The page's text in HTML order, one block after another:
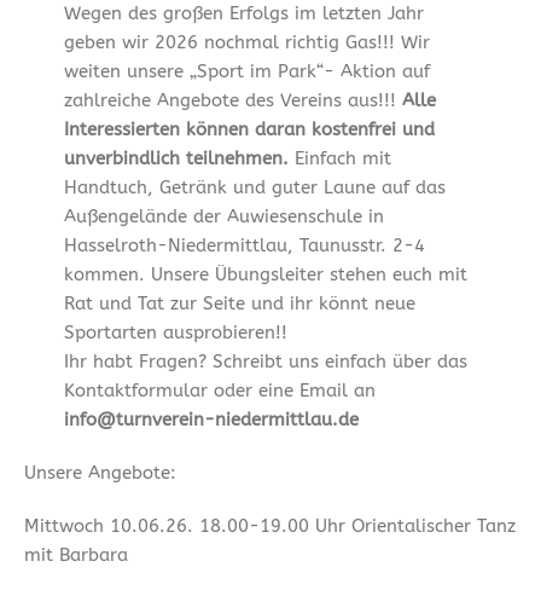
Wegen des großen Erfolgs im letzten Jahr
geben wir 2026 nochmal richtig Gas!!! Wir
weiten unsere „Sport im Park“- Aktion auf
zahlreiche Angebote des Vereins aus!!! Alle
Interessierten können daran kostenfrei und
unverbindlich teilnehmen. Einfach mit
Handtuch, Getränk und guter Laune auf das
Außengelände der Auwiesenschule in
Hasselroth-Niedermittlau, Taunusstr. 2-4
kommen. Unsere Übungsleiter stehen euch mit
Rat und Tat zur Seite und ihr könnt neue
Sportarten ausprobieren!!
Ihr habt Fragen? Schreibt uns einfach über das
Kontaktformular oder eine Email an
info@turnverein-niedermittlau.de
Unsere Angebote:
Mittwoch 10.06.26. 18.00-19.00 Uhr Orientalischer Tanz
mit Barbara